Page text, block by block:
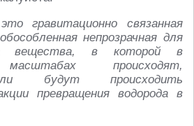
гравитационно связанная
непрозрачная для
вещества, в которой в
происходят,
будут происходить
превращения водорода в